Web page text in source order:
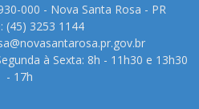
000 - Nova Santa Rosa - PR
(45) 3253 1144
à Sexta: 8h - 11h30 e 13h30
- 17h